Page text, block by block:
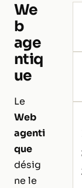
We
b
age
ntiq
ue
Le
Web
agenti
que
désig
ne le